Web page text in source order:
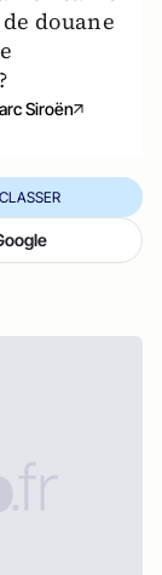
douane
Siroën
CLASSER